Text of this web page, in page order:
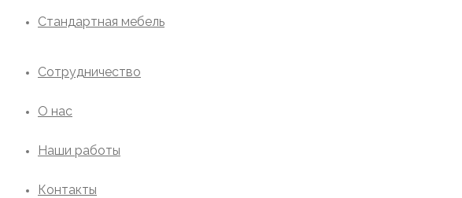
Стандартная мебель
Сотрудничество
О нас
Наши работы
Контакты